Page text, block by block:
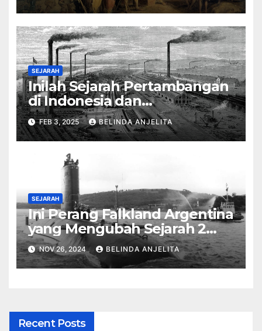
SEJARAH
Inilah Sejarah Pertambangan
di Indonesia dan
Perkembangannya
FEB 3, 2025 BELINDA ANJELITA
SEJARAH
Ini Perang Falkland Argentina
yang Mengubah Sejarah 2
Bangsa
NOV 26, 2024 BELINDA ANJELITA
Recent Posts